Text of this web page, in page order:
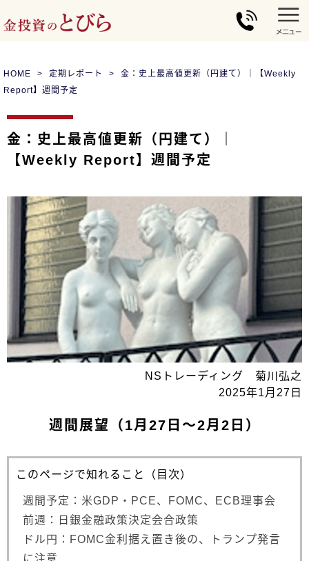
HOME 定期レポート
金：史上最高値更新（円建て）｜【Weekly
Report】週間予定
金：史上最高値更新（円建て）｜
【Weekly Report】週間予定
NSトレーディング 菊川弘之
2025年1月27日
週間展望（1月27日～2月2日）
このページで知れること（目次）
週間予定：米GDP・PCE、FOMC、ECB理事会
前週：日銀金融政策決定会合政策
ドル円：FOMC金利据え置き後の、トランプ発言
に注意